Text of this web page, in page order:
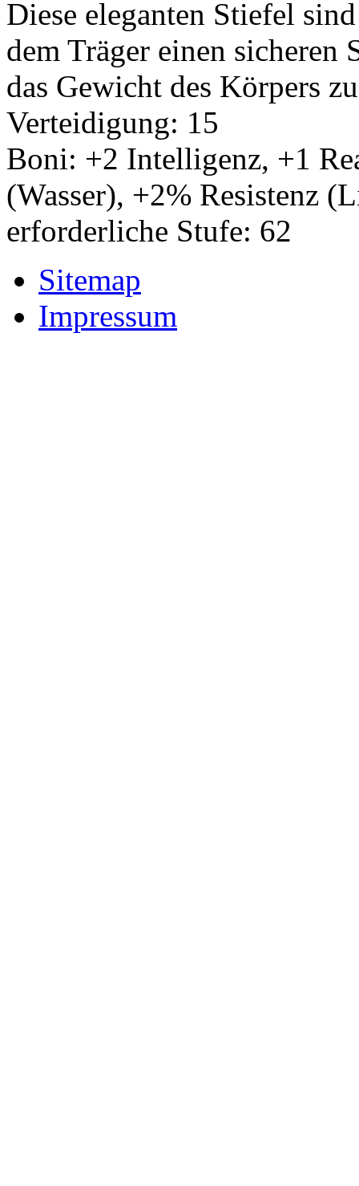
Diese eleganten Stiefel
dem Träger einen
das Gewicht des Körpers
Verteidigung: 15
Boni: +2 Intelligenz, +1
(Wasser), +2% Resistenz
erforderliche Stufe: 62
Sitemap
Impressum